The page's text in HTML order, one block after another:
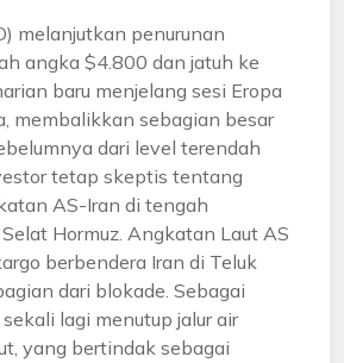
melanjutkan penurunan
angka $4.800 dan jatuh ke
baru menjelang sesi Eropa
membalikkan sebagian besar
dari level terendah
tetap skeptis tentang
AS-Iran di tengah
Hormuz. Angkatan Laut AS
berbendera Iran di Teluk
dari blokade. Sebagai
lagi menutup jalur air
yang bertindak sebagai